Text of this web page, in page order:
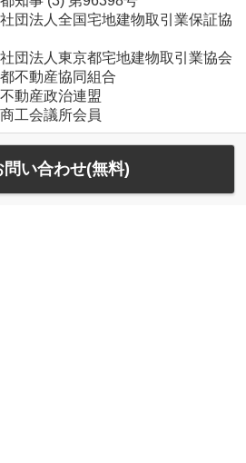
団法人全国宅地建物取引業保証協
団法人東京都宅地建物取引業協会
不動産協同組合
動産政治連盟
工会議所会員
問い合わせ(無料)